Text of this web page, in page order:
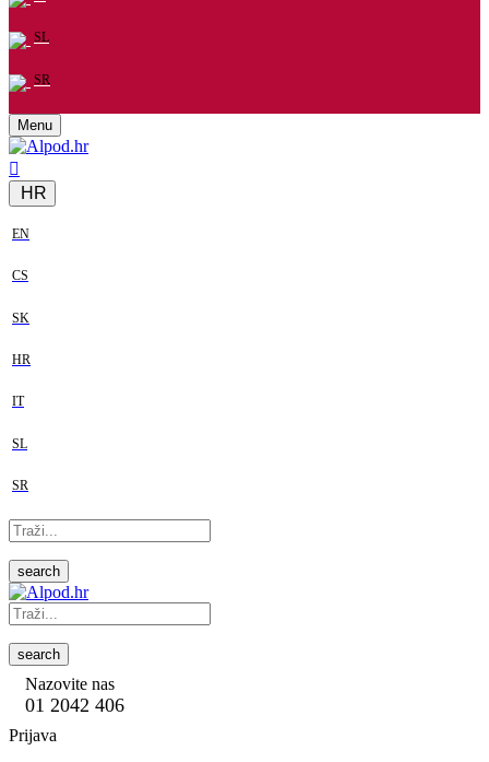
SL
SR
Menu
HR
EN
CS
SK
HR
IT
SL
SR
search
search
Nazovite nas
01 2042 406
Prijava